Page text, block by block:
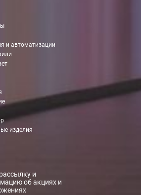
забрать заказ в одном из наших
МКАД)
при сумме заказа от 7000 руб.
руб. стоимость доставки 750 руб.
МКАД)
руб. стоимость доставки равна 30 руб.
руб. стоимость доставки 750 руб. +
при сумме заказа от 7000 руб.
руб. стоимость доставки
и автоматизации
изделия
и
об акциях и